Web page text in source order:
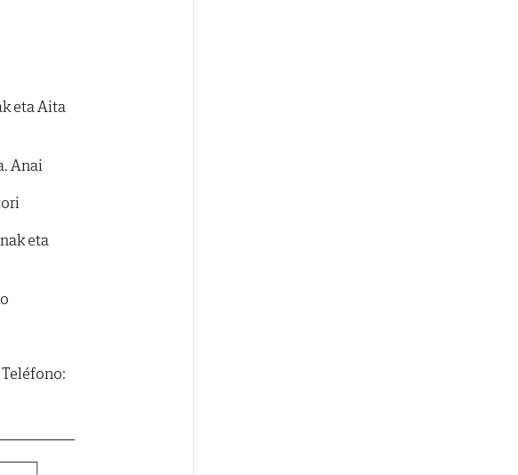
eta Aita
Anai
eta